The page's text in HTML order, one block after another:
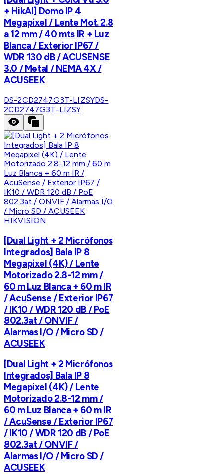
+ HikAI] Domo IP 4
Megapixel / Lente Mot. 2.8
a 12 mm / 40 mts IR + Luz
Blanca / Exterior IP67 /
WDR 130 dB / ACUSENSE
3.0 / Metal / NEMA 4X /
ACUSEEK
DS-2CD2747G3T-LIZSYDS-
2CD2747G3T-LIZSY
HIKVISION
[Dual Light + 2 Micrófonos
Integrados] Bala IP 8
Megapixel (4K) / Lente
Motorizado 2.8-12 mm /
60 m Luz Blanca + 60 m IR
/ AcuSense / Exterior IP67
/ IK10 / WDR 120 dB / PoE
802.3at / ONVIF /
Alarmas I/O / Micro SD /
ACUSEEK
[Dual Light + 2 Micrófonos
Integrados] Bala IP 8
Megapixel (4K) / Lente
Motorizado 2.8-12 mm /
60 m Luz Blanca + 60 m IR
/ AcuSense / Exterior IP67
/ IK10 / WDR 120 dB / PoE
802.3at / ONVIF /
Alarmas I/O / Micro SD /
ACUSEEK